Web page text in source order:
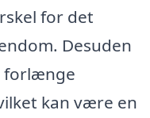
for det
Desuden
forlænge
kan være en